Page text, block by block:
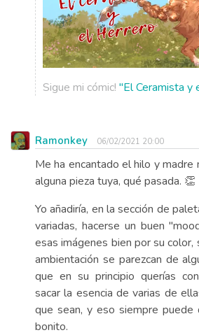
Sigue mi cómic! "El Ceramista y
Ramonkey 06/02/2021 20:00
Me ha encantado el hilo y madre
alguna pieza tuya, qué pasada. 👏
Yo añadiría, en la sección de
variadas, hacerse un buen
esas imágenes bien por su
ambientación se parezcan de
que en su principio querías
sacar la esencia de varias de
que sean, y eso siempre puede
bonito.